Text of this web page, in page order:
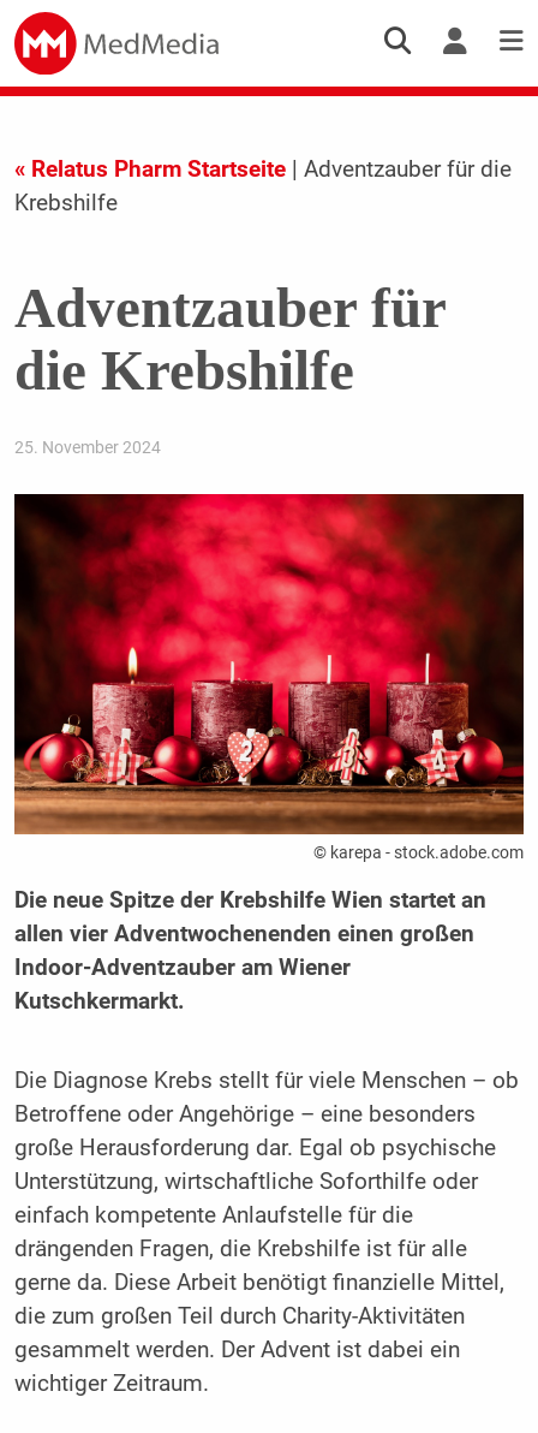
« Relatus Pharm Startseite| Adventzauber für die
Krebshilfe
Adventzauber für
die Krebshilfe
25. November 2024
© karepa - stock.adobe.com
Die neue Spitze der Krebshilfe Wien startet an
allen vier Adventwochenenden einen großen
Indoor-Adventzauber am Wiener
Kutschkermarkt.
Die Diagnose Krebs stellt für viele Menschen – ob
Betroffene oder Angehörige – eine besonders
große Herausforderung dar. Egal ob psychische
Unterstützung, wirtschaftliche Soforthilfe oder
einfach kompetente Anlaufstelle für die
drängenden Fragen, die Krebshilfe ist für alle
gerne da. Diese Arbeit benötigt finanzielle Mittel,
die zum großen Teil durch Charity-Aktivitäten
gesammelt werden. Der Advent ist dabei ein
wichtiger Zeitraum.